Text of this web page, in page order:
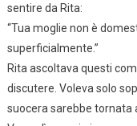
sentire da Rita:
“Tua moglie non è
superficialmente.”
Rita ascoltava questi
discutere. Voleva solo
suocera sarebbe tornata